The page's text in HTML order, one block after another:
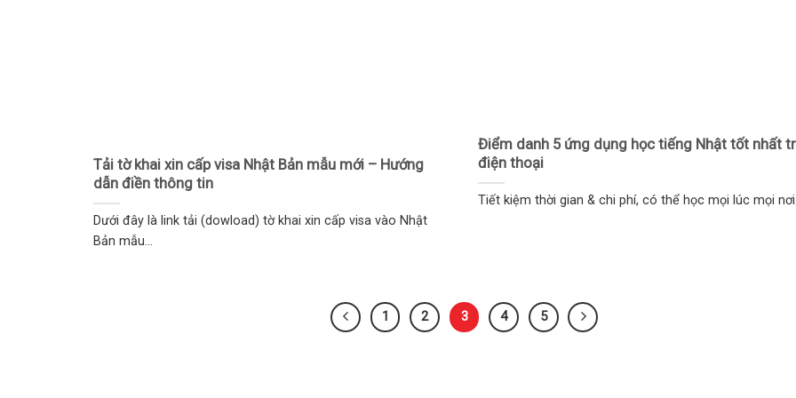
Điểm danh 5 ứng dụng học tiếng Nhật tốt nhất
điện thoại
Tiết kiệm thời gian & chi phí, có thể học mọi lúc mọi
Tải tờ khai xin cấp visa Nhật Bản mẫu mới – Hướng
dẫn điền thông tin
Dưới đây là link tải (dowload) tờ khai xin cấp visa vào Nhật
Bản mẫu...
1 2 3 4 5